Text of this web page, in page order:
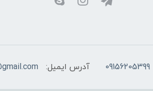
09156205399 آدرس ایمیل: